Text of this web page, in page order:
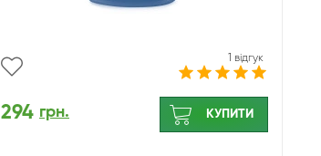
1 відгук
294 грн. КУПИТИ